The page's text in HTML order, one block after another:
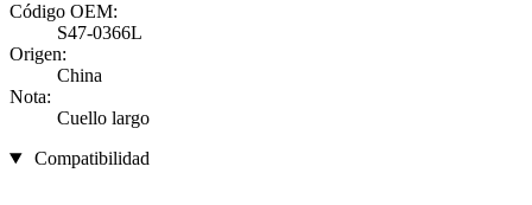
Código OEM:
S47-0366L
Origen:
China
Nota:
Cuello largo
Compatibilidad